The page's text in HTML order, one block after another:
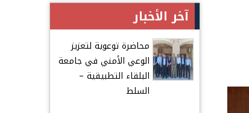
آخر الأخبار
محاضرة توعوية لتعزيز
الوعي الأمني في جامعة
البلقاء التطبيقية –
السلط